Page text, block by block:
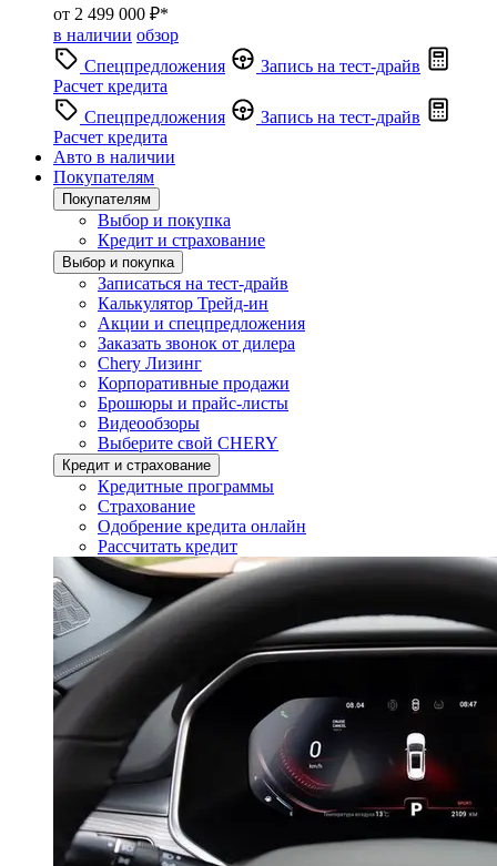
от 2 499 000 ₽*
в наличии обзор
Спецпредложения
Запись на тест-драйв
Расчет кредита
Спецпредложения
Запись на тест-драйв
Расчет кредита
Авто в наличии
Покупателям
Покупателям
Выбор и покупка
Кредит и страхование
Выбор и покупка
Записаться на тест-драйв
Калькулятор Трейд-ин
Акции и спецпредложения
Заказать звонок от дилера
Chery Лизинг
Корпоративные продажи
Брошюры и прайс-листы
Видеообзоры
Выберите свой CHERY
Кредит и страхование
Кредитные программы
Страхование
Одобрение кредита онлайн
Рассчитать кредит